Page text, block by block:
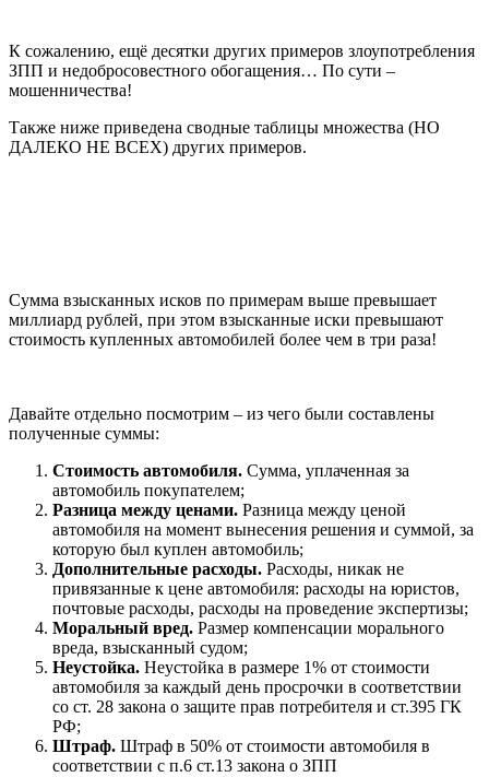
К сожалению, ещё десятки других примеров злоупотребления
ЗПП и недобросовестного обогащения… По сути –
мошенничества!
Также ниже приведена сводные таблицы множества (НО
ДАЛЕКО НЕ ВСЕХ) других примеров.
Сумма взысканных исков по примерам выше превышает
миллиард рублей, при этом взысканные иски превышают
стоимость купленных автомобилей более чем в три раза!
Давайте отдельно посмотрим – из чего были составлены
полученные суммы:
Стоимость автомобиля. Сумма, уплаченная за
автомобиль покупателем;
Разница между ценами. Разница между ценой
автомобиля на момент вынесения решения и суммой, за
которую был куплен автомобиль;
Дополнительные расходы. Расходы, никак не
привязанные к цене автомобиля: расходы на юристов,
почтовые расходы, расходы на проведение экспертизы;
Моральный вред. Размер компенсации морального
вреда, взысканный судом;
Неустойка. Неустойка в размере 1% от стоимости
автомобиля за каждый день просрочки в соответствии
со ст. 28 закона о защите прав потребителя и ст.395 ГК
РФ;
Штраф. Штраф в 50% от стоимости автомобиля в
соответствии с п.6 ст.13 закона о ЗПП